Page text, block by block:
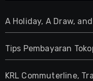
A Holiday, A Draw,
Tips Pembayaran
KRL Commuterline,